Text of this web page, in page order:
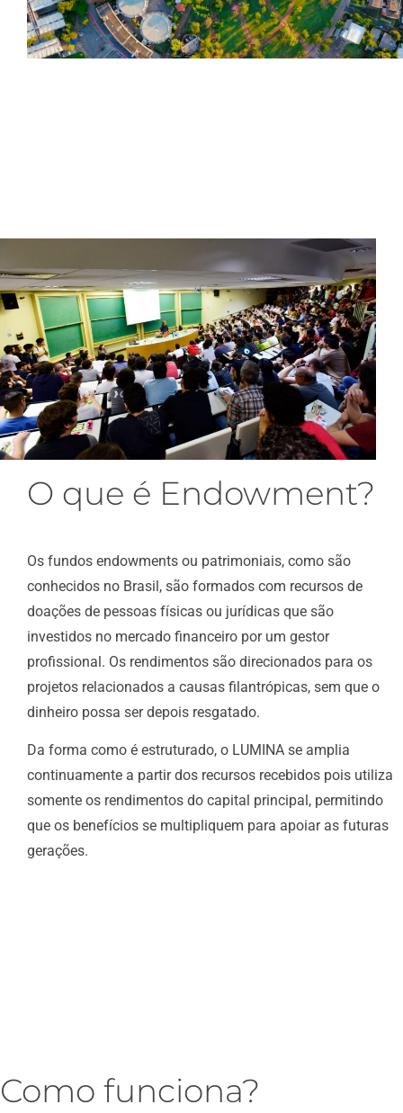
O que é Endowment?
Os fundos endowments ou patrimoniais, como são
conhecidos no Brasil, são formados com recursos de
doações de pessoas físicas ou jurídicas que são
investidos no mercado financeiro por um gestor
profissional. Os rendimentos são direcionados para os
projetos relacionados a causas filantrópicas, sem que o
dinheiro possa ser depois resgatado.
Da forma como é estruturado, o LUMINA se amplia
continuamente a partir dos recursos recebidos pois utiliza
somente os rendimentos do capital principal, permitindo
que os benefícios se multipliquem para apoiar as futuras
gerações.
Como funciona?